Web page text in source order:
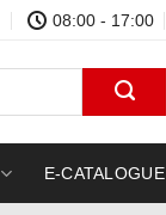
08:00 - 17:00
E-CATALOGUE